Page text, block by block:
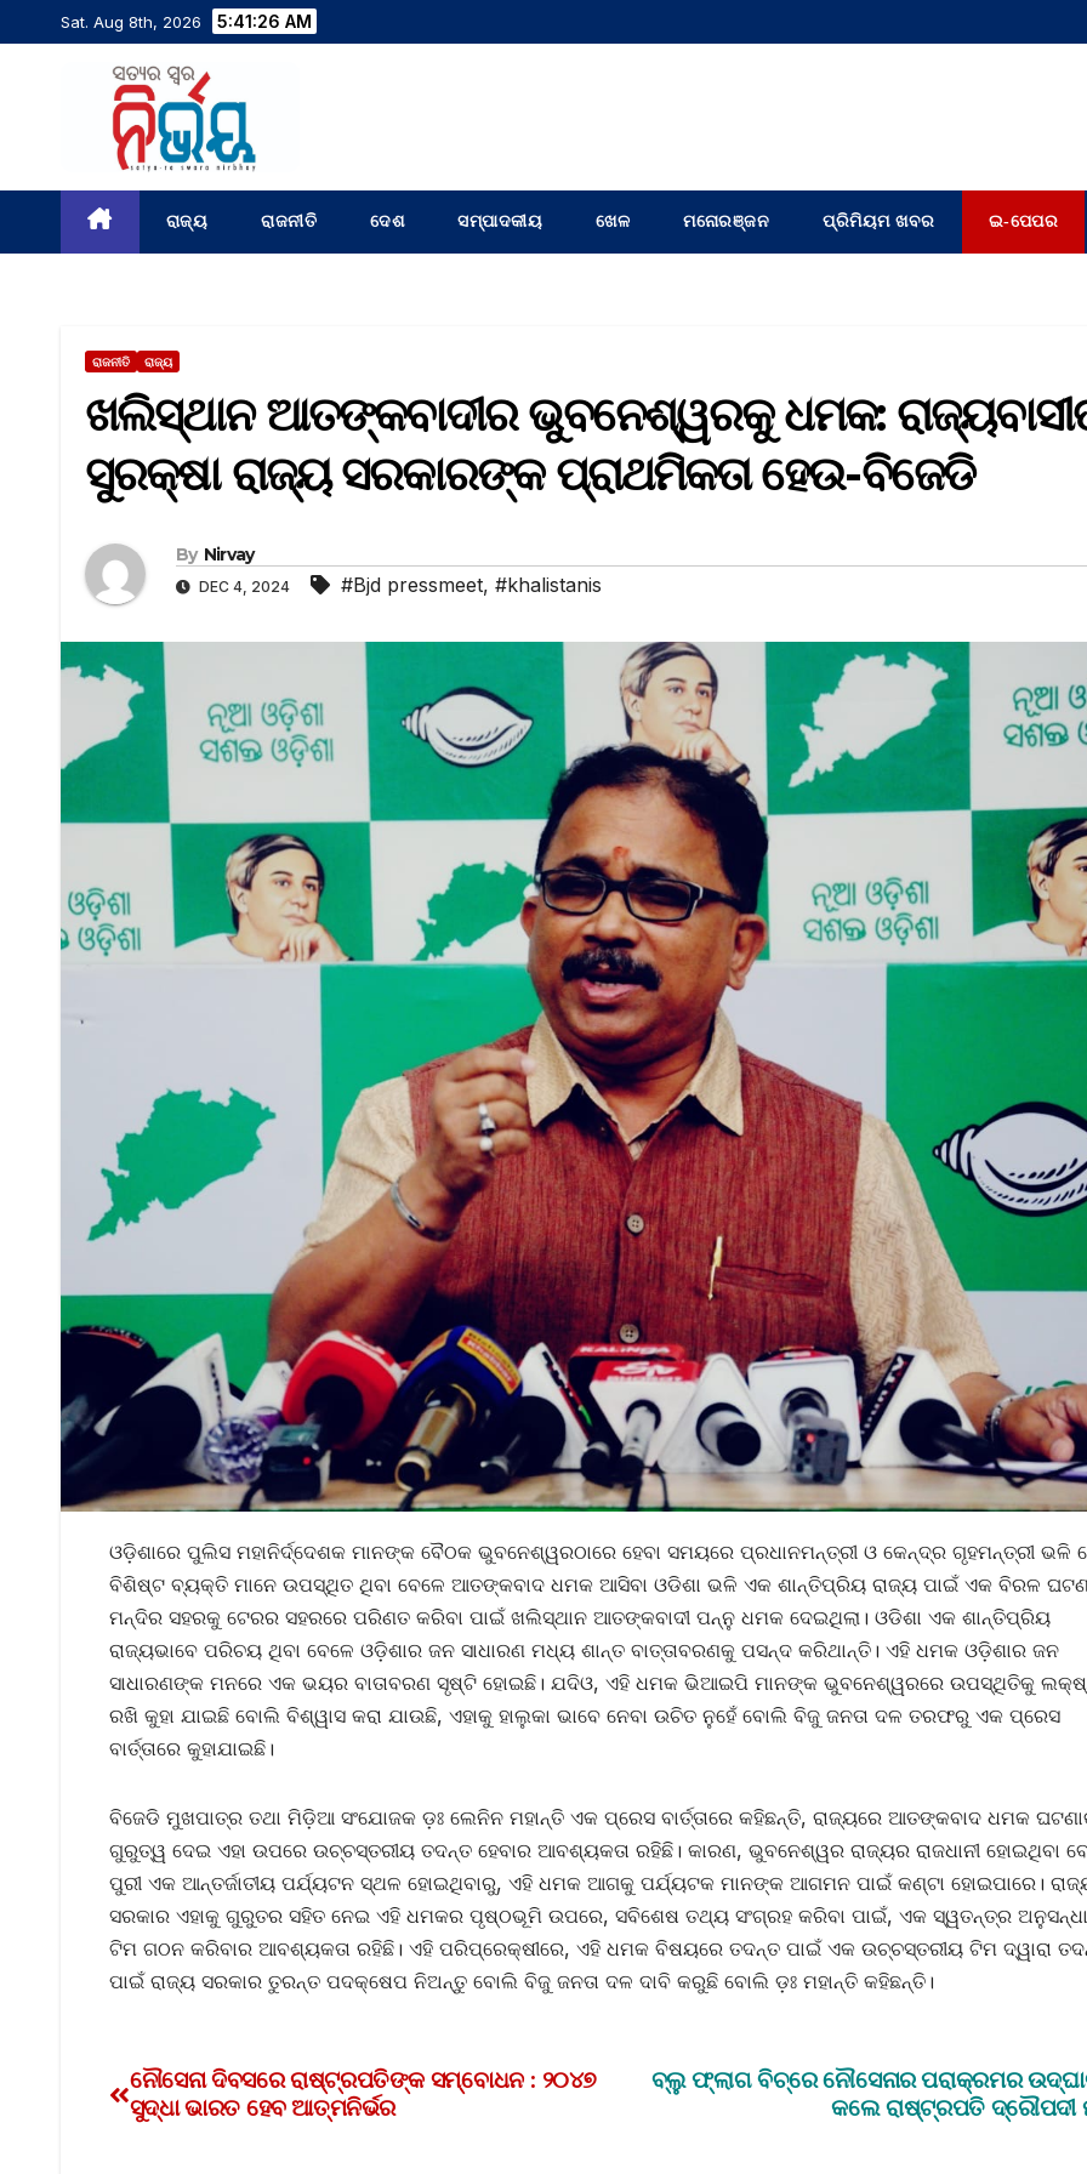
Sat. Aug 8th, 2026 5:41:27 AM
ରାଜ୍ୟ ରାଜନୀତି ଦେଶ ସମ୍ପାଦକୀୟ ଖେଳ ମନୋରଞ୍ଜନ ପ୍ରିମିୟମ ଖବର ଇ-ପେପର
ରାଜନୀତି ରାଜ୍ୟ
ଖଲିସ୍ଥାନ ଆତଙ୍କବାଦୀର ଭୁବନେଶ୍ୱରକୁ ଧମକ:
ସୁରକ୍ଷା ରାଜ୍ୟ ସରକାରଙ୍କ ପ୍ରାଥମିକତା ହେଉ-ବିଜେଡି
By Nirvay
DEC 4, 2024 #Bjd pressmeet, #khalistanis
ଓଡ଼ିଶାରେ ପୁଲିସ ମହାନିର୍ଦ୍ଦେଶକ ମାନଙ୍କ ବୈଠକ ଭୁବନେଶ୍ୱରଠାରେ ହେବା ସମୟରେ ପ୍ରଧାନମନ୍ତ୍ରୀ ଓ କେନ୍ଦ୍ର ଗୃହମନ୍ତ୍ରୀ ଭଳି
ବିଶିଷ୍ଟ ବ୍ୟକ୍ତି ମାନେ ଉପସ୍ଥିତ ଥିବା ବେଳେ ଆତଙ୍କବାଦ ଧମକ ଆସିବା ଓଡିଶା ଭଳି ଏକ ଶାନ୍ତିପ୍ରିୟ ରାଜ୍ୟ ପାଇଁ ଏକ ବିରଳ
ମନ୍ଦିର ସହରକୁ ଟେରର ସହରରେ ପରିଣତ କରିବା ପାଇଁ ଖଲିସ୍ଥାନ ଆତଙ୍କବାଦୀ ପନ୍ନୁ ଧମକ ଦେଇଥିଲା। ଓଡିଶା ଏକ ଶାନ୍ତିପ୍ରିୟ
ରାଜ୍ୟଭାବେ ପରିଚୟ ଥିବା ବେଳେ ଓଡ଼ିଶାର ଜନ ସାଧାରଣ ମଧ୍ୟ ଶାନ୍ତ ବାତ୍ତାବରଣକୁ ପସନ୍ଦ କରିଥାନ୍ତି। ଏହି ଧମକ ଓଡ଼ିଶାର ଜନ
ସାଧାରଣଙ୍କ ମନରେ ଏକ ଭୟର ବାତାବରଣ ସୃଷ୍ଟି ହୋଇଛି। ଯଦିଓ, ଏହି ଧମକ ଭିଆଇପି ମାନଙ୍କ ଭୁବନେଶ୍ୱରରେ ଉପସ୍ଥିତିକୁ
ରଖି କୁହା ଯାଇଛି ବୋଲି ବିଶ୍ୱାସ କରା ଯାଉଛି, ଏହାକୁ ହାଲୁକା ଭାବେ ନେବା ଉଚିତ ନୁହେଁ ବୋଲି ବିଜୁ ଜନତା ଦଳ ତରଫରୁ ଏକ ପ୍ରେସ
ବାର୍ତ୍ତାରେ କୁହାଯାଇଛି।
ବିଜେଡି ମୁଖପାତ୍ର ତଥା ମିଡ଼ିଆ ସଂଯୋଜକ ଡ଼ଃ ଲେନିନ ମହାନ୍ତି ଏକ ପ୍ରେସ ବାର୍ତ୍ତାରେ କହିଛନ୍ତି, ରାଜ୍ୟରେ ଆତଙ୍କବାଦ ଧମକ
ଗୁରୁତ୍ୱ ଦେଇ ଏହା ଉପରେ ଉଚ୍ଚସ୍ତରୀୟ ତଦନ୍ତ ହେବାର ଆବଶ୍ୟକତା ରହିଛି। କାରଣ, ଭୁବନେଶ୍ୱର ରାଜ୍ୟର ରାଜଧାନୀ ହୋଇଥିବା
ପୁରୀ ଏକ ଆନ୍ତର୍ଜାତୀୟ ପର୍ଯ୍ୟଟନ ସ୍ଥଳ ହୋଇଥିବାରୁ, ଏହି ଧମକ ଆଗକୁ ପର୍ଯ୍ୟଟକ ମାନଙ୍କ ଆଗମନ ପାଇଁ କଣ୍ଟା ହୋଇପାରେ।
ସରକାର ଏହାକୁ ଗୁରୁତର ସହିତ ନେଇ ଏହି ଧମକର ପୃଷ୍ଠଭୂମି ଉପରେ, ସବିଶେଷ ତଥ୍ୟ ସଂଗ୍ରହ କରିବା ପାଇଁ, ଏକ ସ୍ୱତନ୍ତ୍ର
ଟିମ ଗଠନ କରିବାର ଆବଶ୍ୟକତା ରହିଛି। ଏହି ପରିପ୍ରେକ୍ଷୀରେ, ଏହି ଧମକ ବିଷୟରେ ତଦନ୍ତ ପାଇଁ ଏକ ଉଚ୍ଚସ୍ତରୀୟ ଟିମ ଦ୍ୱାରା
ପାଇଁ ରାଜ୍ୟ ସରକାର ତୁରନ୍ତ ପଦକ୍ଷେପ ନିଅନ୍ତୁ ବୋଲି ବିଜୁ ଜନତା ଦଳ ଦାବି କରୁଛି ବୋଲି ଡ଼ଃ ମହାନ୍ତି କହିଛନ୍ତି।
ବ୍ଲୁ ଫ୍ଲାଗ ବିଚ୍‌ରେ ନୌସେନାର ପରାକ୍ରମର
କଲେ ରାଷ୍ଟ୍ରପତି ଦ୍ରୌପଦୀ
ନୌସେନା ଦିବସରେ ରାଷ୍ଟ୍ରପତିଙ୍କ ସମ୍ବୋଧନ : ୨୦୪୭
ସୁଦ୍ଧା ଭାରତ ହେବ ଆତ୍ମନିର୍ଭର